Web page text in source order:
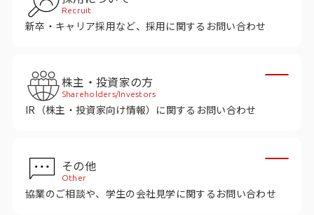
採用情報Recruit
新卒・キャリア採用など、採用に関するお問い合わせ
株主・投資家の方
Shareholders/Investors
IR（株主・投資家向け情報）に関するお問い合わせ
その他
Other
協業のご相談や、学生の会社見学に関するお問い合わせ